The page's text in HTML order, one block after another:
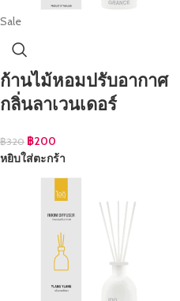
Sale
ก้านไม้หอมปรับอากาศ
กลิ่นลาเวนเดอร์
฿320 ฿200
หยิบใส่ตะกร้า